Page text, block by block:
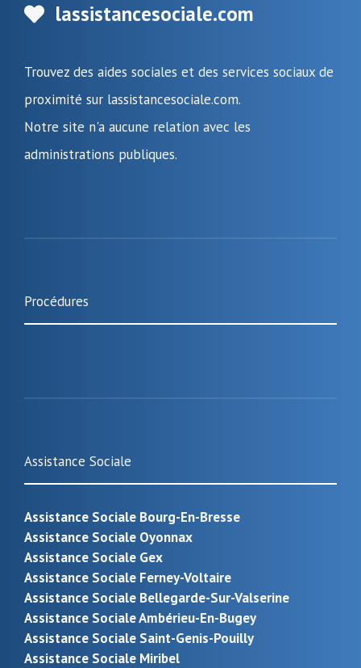
lassistancesociale.com
Trouvez des aides sociales et des services sociaux de
proximité sur lassistancesociale.com.
Notre site n'a aucune relation avec les
administrations publiques.
Procédures
Assistance Sociale
Assistance Sociale Bourg-En-Bresse
Assistance Sociale Oyonnax
Assistance Sociale Gex
Assistance Sociale Ferney-Voltaire
Assistance Sociale Bellegarde-Sur-Valserine
Assistance Sociale Ambérieu-En-Bugey
Assistance Sociale Saint-Genis-Pouilly
Assistance Sociale Miribel